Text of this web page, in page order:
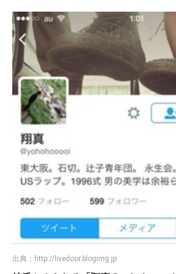
出典： http://livedoor.blogimg.jp